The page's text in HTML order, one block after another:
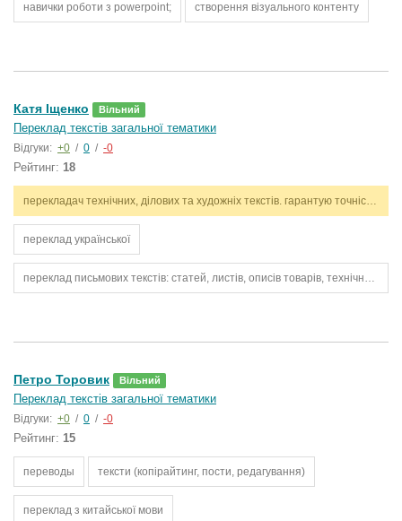
навички роботи з powerpoint; створення візуального контенту
Катя Іщенко Вільний
Переклад текстів загальної тематики
Відгуки: +0 / 0 / -0
Рейтинг: 18
перекладач технічних, ділових та художніх текстів. гарантую точність, стилістичну відповідність і дотримання термінів. працюю з англійською та українською мовами.
переклад української
переклад письмових текстів: статей, листів, описів товарів, технічних інструкцій
Петро Торовик Вільний
Переклад текстів загальної тематики
Відгуки: +0 / 0 / -0
Рейтинг: 15
переводы тексти (копірайтинг, пости, редагування)
переклад з китайської мови